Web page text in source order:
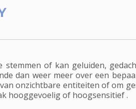
of kan geluiden,
dan weer meer over een
onzichtbare entiteiten of om
hooggevoelig of hoogsensitief .